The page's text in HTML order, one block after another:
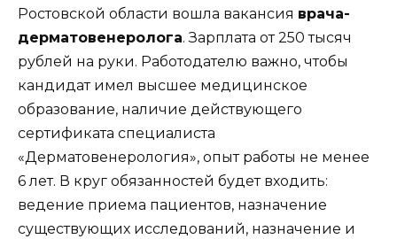
Ростовской области вошла вакансия врача-
дерматовенеролога. Зарплата от 250 тысяч
рублей на руки. Работодателю важно, чтобы
кандидат имел высшее медицинское
образование, наличие действующего
сертификата специалиста
«Дерматовенерология», опыт работы не менее
6 лет. В круг обязанностей будет входить:
ведение приема пациентов, назначение
существующих исследований, назначение и